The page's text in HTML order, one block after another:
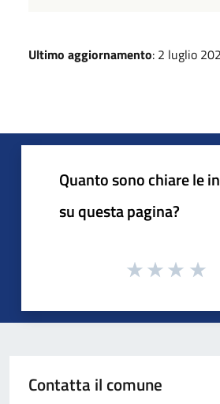
Ultimo aggiornamento: 2 luglio
Quanto sono chiare le
su questa pagina?
Contatta il comune